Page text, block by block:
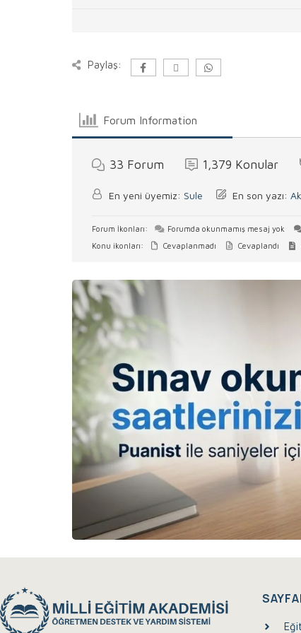
Paylaş:
Forum Information
33 Forum 1,379 Konular
En yeni üyemiz: Sule En son yazı:
Forum İkonları: Forumda okunmamış mesaj yok
Konu ikonları:
Cevaplanmadı Cevaplandı